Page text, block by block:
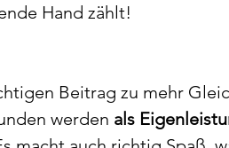
Hand zählt!
Beitrag zu mehr
werden als